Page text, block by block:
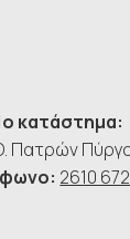
κατάστημα:
Πατρών
2610